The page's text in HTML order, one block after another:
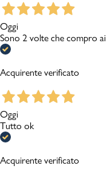
Oggi
Sono 2 volte che compro
Acquirente verificato
Oggi
Tutto ok
Acquirente verificato